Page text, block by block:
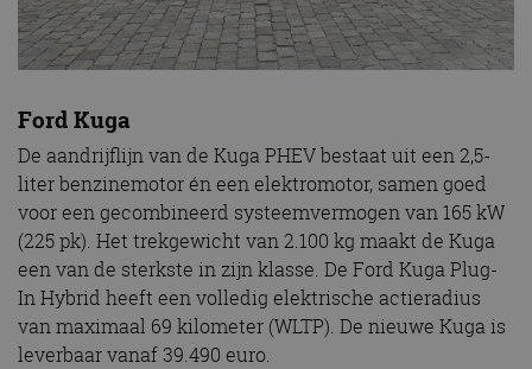
Ford Kuga
De aandrijflijn van de Kuga PHEV bestaat uit een 2,5-
liter benzinemotor én een elektromotor, samen goed
voor een gecombineerd systeemvermogen van 165 kW
(225 pk). Het trekgewicht van 2.100 kg maakt de Kuga
een van de sterkste in zijn klasse. De Ford Kuga Plug-
In Hybrid heeft een volledig elektrische actieradius
van maximaal 69 kilometer (WLTP). De nieuwe Kuga is
leverbaar vanaf 39.490 euro.